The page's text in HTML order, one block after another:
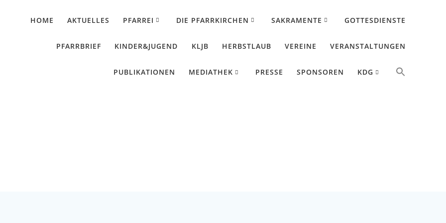
HOME AKTUELLES PFARREI DIE PFARRKIRCHEN SAKRAMENTE GOTTESDIENSTE
PFARRBRIEF KINDER&JUGEND KLJB HERBSTLAUB VEREINE VERANSTALTUNGEN
PUBLIKATIONEN MEDIATHEK PRESSE SPONSOREN KDG